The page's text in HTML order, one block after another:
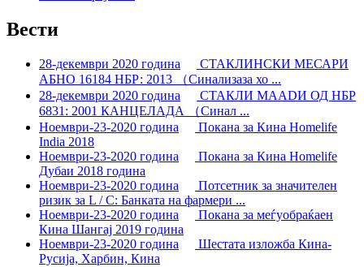
Вести
28-декември 2020 година
СТАКЛИНСКИ МЕСАРИ
АБНО 16184 НБР: 2013 （Синализаза хо ...
28-декември 2020 година
СТАКЛИ МАADИ ОД НБР
6831: 2001 КАНЦЕЛАДА （Синал ...
Ноември-23-2020 година
Покана за Кина Homelife
India 2018
Ноември-23-2020 година
Покана за Кина Homelife
Дубаи 2018 година
Ноември-23-2020 година
Потсетник за значителен
ризик за L / C: Банката на фармери ...
Ноември-23-2020 година
Покана за меѓуобраќаен
Кина Шангај 2019 година
Ноември-23-2020 година
Шестата изложба Кина-
Русија, Харбин, Кина